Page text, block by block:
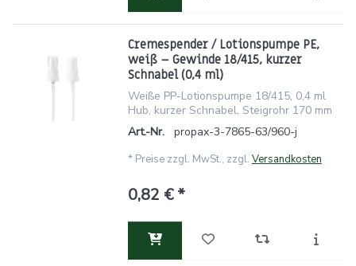
Cremespender / Lotionspumpe PE,
weiß – Gewinde 18/415, kurzer
Schnabel (0,4 ml)
Weiße PP-Lotionspumpe 18/415, 0,4 ml
Hub, kurzer Schnabel, Steigrohr 170 mm
Art.-Nr.
propax-3-7865-63/960-j
* Preise zzgl. MwSt., zzgl. Versandkosten
0,82 € *